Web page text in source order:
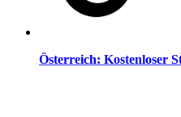
Österreich: Kostenloser